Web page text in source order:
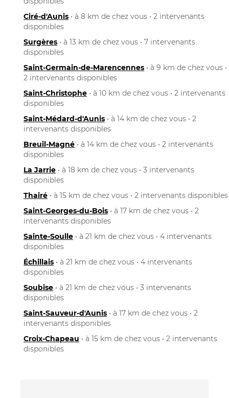
Ciré-d'Aunis • à 8 km de chez vous • 2 intervenants
disponibles
Surgères • à 13 km de chez vous • 7 intervenants
disponibles
Saint-Germain-de-Marencennes • à 9 km de chez vous •
2 intervenants disponibles
Saint-Christophe • à 10 km de chez vous • 2 intervenants
disponibles
Saint-Médard-d'Aunis • à 14 km de chez vous • 2
intervenants disponibles
Breuil-Magné • à 14 km de chez vous • 2 intervenants
disponibles
La Jarrie • à 18 km de chez vous • 3 intervenants
disponibles
Thairé • à 15 km de chez vous • 2 intervenants disponibles
Saint-Georges-du-Bois • à 17 km de chez vous • 2
intervenants disponibles
Sainte-Soulle • à 21 km de chez vous • 4 intervenants
disponibles
Échillais • à 21 km de chez vous • 4 intervenants
disponibles
Soubise • à 21 km de chez vous • 3 intervenants
disponibles
Saint-Sauveur-d'Aunis • à 17 km de chez vous • 2
intervenants disponibles
Croix-Chapeau • à 15 km de chez vous • 2 intervenants
disponibles